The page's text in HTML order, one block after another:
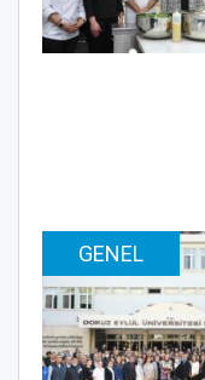
GENEL